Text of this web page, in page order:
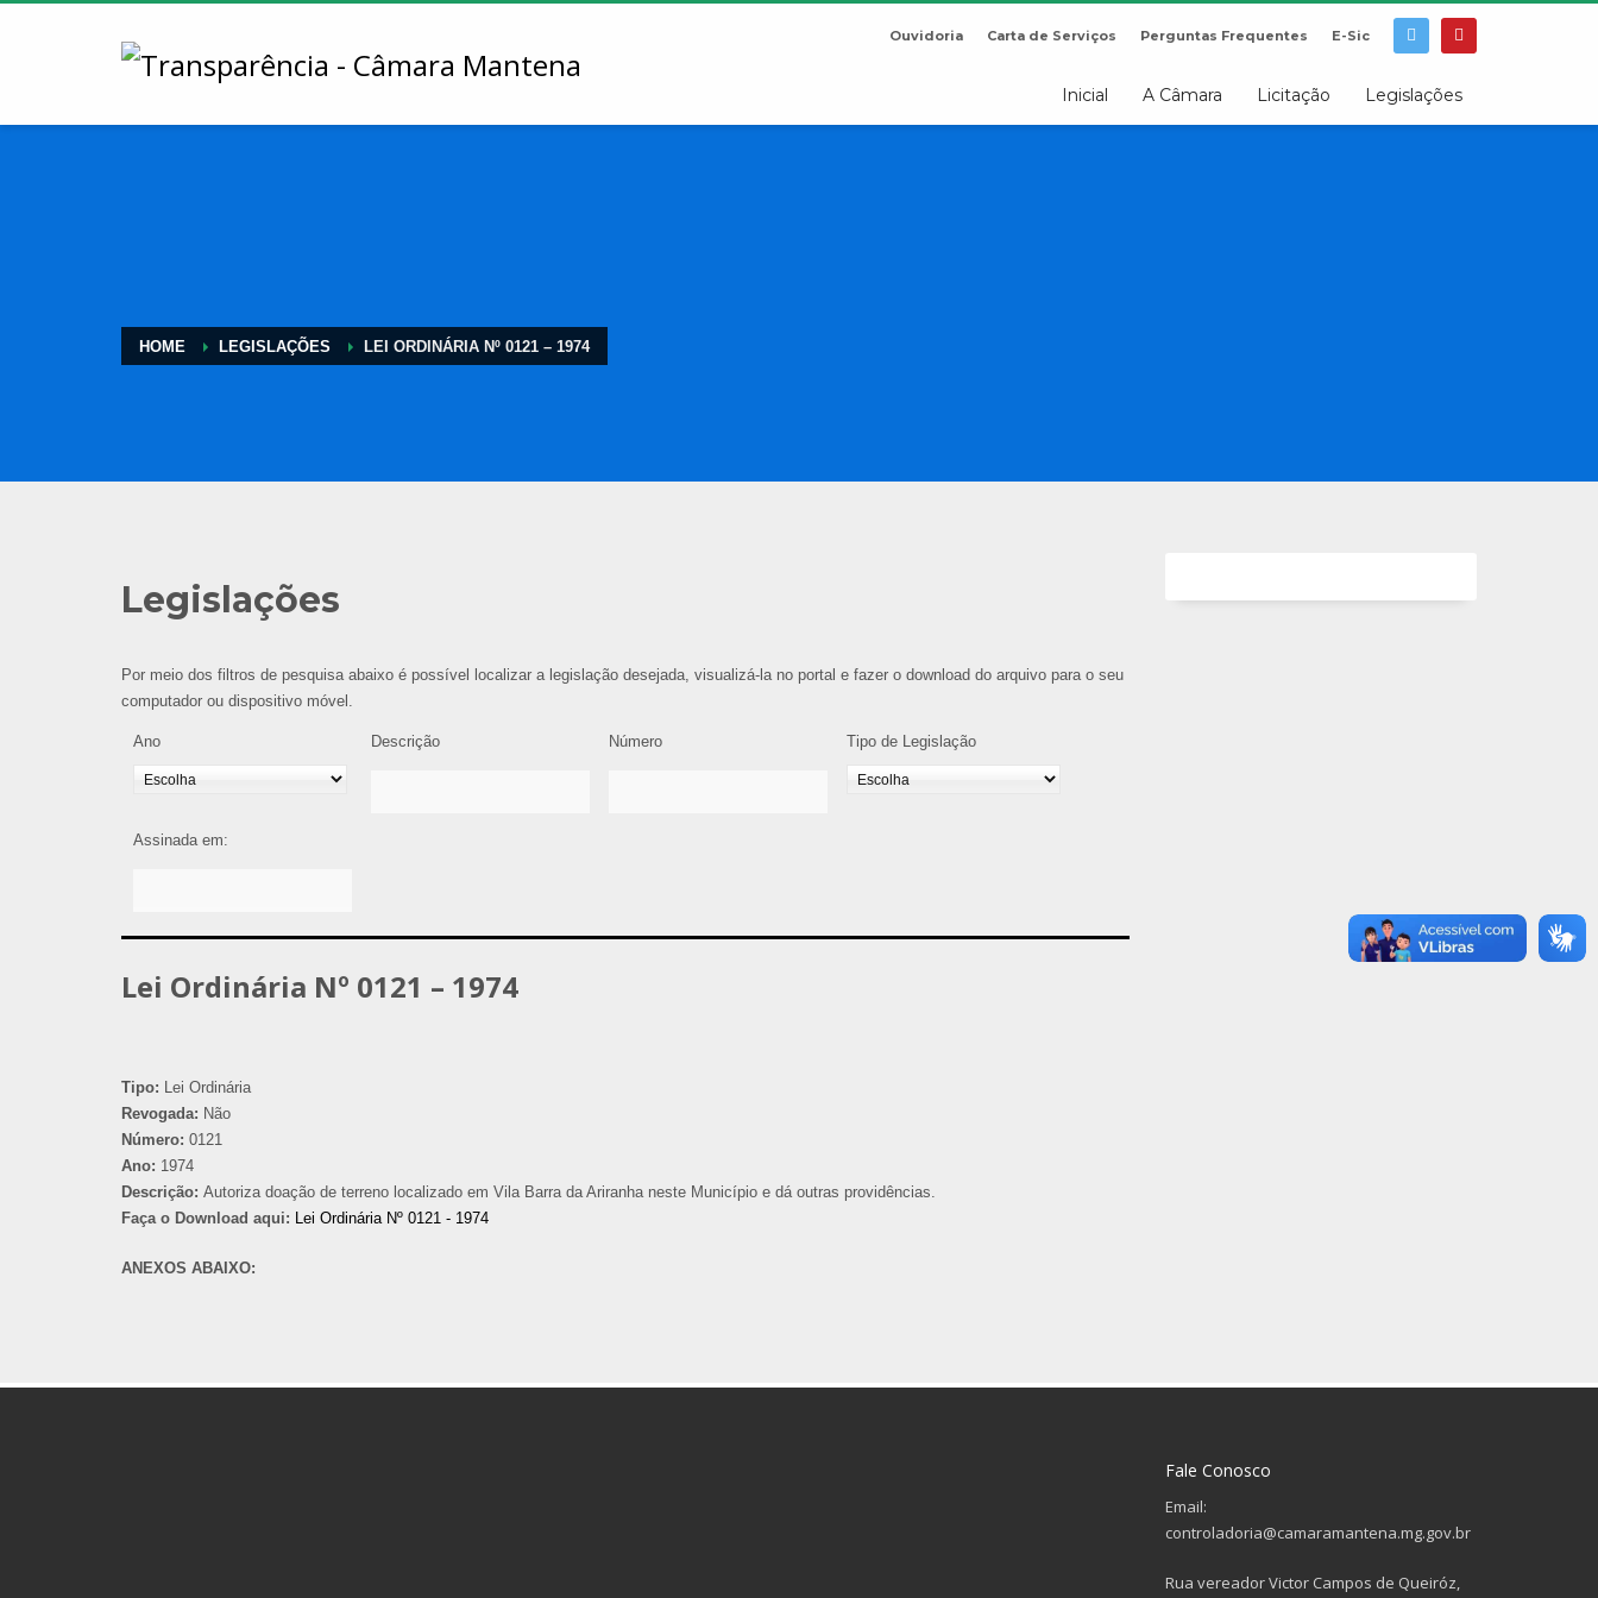
Ouvidoria Carta de Serviços Perguntas Frequentes E-Sic
Inicial A Câmara Licitação Legislações
HOME LEGISLAÇÕES LEI ORDINÁRIA Nº 0121 – 1974
Legislações
Por meio dos filtros de pesquisa abaixo é possível localizar a legislação desejada, visualizá-la no portal e fazer o download do arquivo para o seu
computador ou dispositivo móvel.
Ano Descrição Número Tipo de Legislação
Assinada em:
Lei Ordinária Nº 0121 – 1974
Tipo: Lei Ordinária
Revogada: Não
Número: 0121
Ano: 1974
Descrição: Autoriza doação de terreno localizado em Vila Barra da Ariranha neste Município e dá outras providências.
Faça o Download aqui: Lei Ordinária Nº 0121 - 1974
ANEXOS ABAIXO:
Fale Conosco
Email:
controladoria@camaramantena.mg.gov.br
Rua vereador Victor Campos de Queiróz,